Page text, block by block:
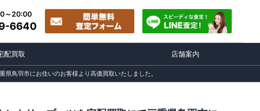
～20:00
6640
配買取 店舗案内
鳥羽市にお住いのお客様より高価買取いたしました。